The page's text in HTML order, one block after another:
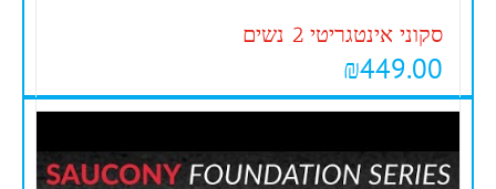
סקוני אינטגריטי 2 נשים
₪449.00